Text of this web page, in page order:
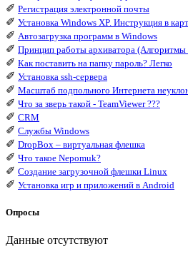
✐ Регистрация электронной почты
✐ Установка Windows XP. Инструкция в
✐ Автозагрузка программ в Windows
✐ Принцип работы архиватора (Алгоритмы
✐ Как поставить на папку пароль? Легко
✐ Установка ssh-сервера
✐ Масштаб подпольного Интернета
✐ Что за зверь такой - TeamViewer ???
✐ CRM
✐ Службы Windows
✐ DropBox – виртуальная флешка
✐ Что такое Nepomuk?
✐ Создание загрузочной флешки Linux
✐ Установка игр и приложений в Android
Опросы
Данные отсутствуют